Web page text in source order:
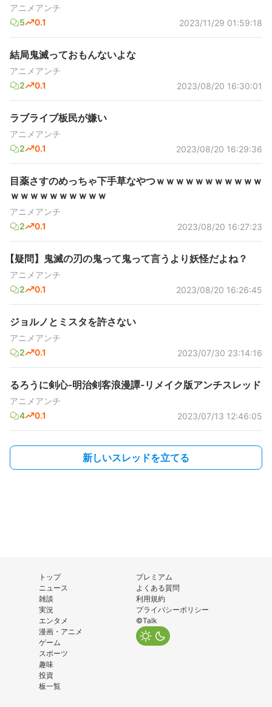
アニメアンチ
5
0.1 2023/11/29 01:59:18
結局鬼滅っておもんないよな
アニメアンチ
2
0.1 2023/08/20 16:30:01
ラブライブ板民が嫌い
アニメアンチ
2
0.1 2023/08/20 16:29:36
目薬さすのめっちゃ下手草なやつｗｗｗｗｗｗｗｗｗｗｗ
ｗｗｗｗｗｗｗｗｗｗ
アニメアンチ
2
0.1 2023/08/20 16:27:23
【疑問】鬼滅の刃の鬼って鬼って言うより妖怪だよね？
アニメアンチ
2
0.1 2023/08/20 16:26:45
ジョルノとミスタを許さない
アニメアンチ
2
0.1 2023/07/30 23:14:16
るろうに剣心-明治剣客浪漫譚-リメイク版アンチスレッド
アニメアンチ
4
0.1 2023/07/13 12:46:05
新しいスレッドを立てる
トップ
ニュース
雑談
実況
エンタメ
漫画・アニメ
ゲーム
スポーツ
趣味
投資
板一覧
プレミアム
よくある質問
利用規約
プライバシーポリシー
©Talk